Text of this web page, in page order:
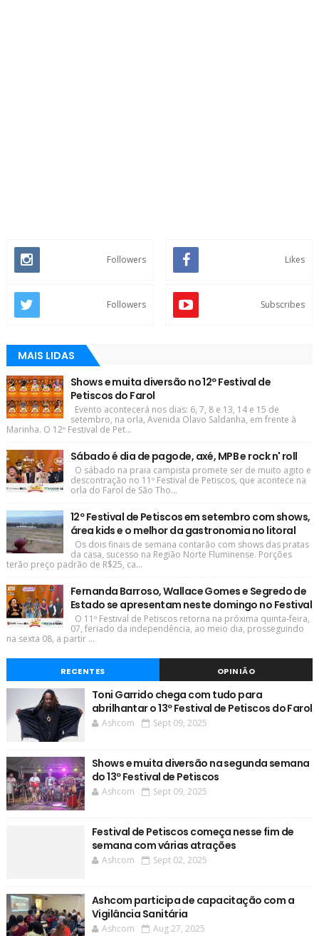
Followers Likes
Followers Subscribes
MAIS LIDAS
Shows e muita diversão no 12º Festival de
Petiscos do Farol
Evento acontecerá nos dias: 6, 7, 8 e 13, 14 e 15 de
setembro, na orla, Avenida Olavo Saldanha, em frente à
Marinha. O 12º Festival de Pet...
Sábado é dia de pagode, axé, MPB e rock n' roll
O sábado na praia campista promete ser de muito agito e
descontração no 11º Festival de Petiscos, que acontece na
orla do Farol de São Tho...
12º Festival de Petiscos em setembro com shows,
área kids e o melhor da gastronomia no litoral
Os dois finais de semana contarão com shows das pratas
da casa, sucesso na Região Norte Fluminense. Porções
terão preço padrão de R$25, ca...
Fernanda Barroso, Wallace Gomes e Segredo de
Estado se apresentam neste domingo no Festival
O 11º Festival de Petiscos retorna na próxima quinta-feira,
07, feriado da independência, ao meio dia, prosseguindo
na sexta 08, a partir ...
RECENTES OPINIÃO
Toni Garrido chega com tudo para
abrilhantar o 13º Festival de Petiscos do Farol
Ashcom Sept 09, 2025
Shows e muita diversão na segunda semana
do 13º Festival de Petiscos
Ashcom Sept 09, 2025
Festival de Petiscos começa nesse fim de
semana com várias atrações
Ashcom Sept 02, 2025
Ashcom participa de capacitação com a
Vigilância Sanitária
Ashcom Aug 27, 2025